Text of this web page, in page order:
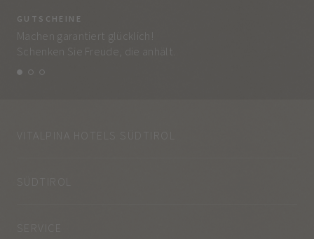
GUTSCHEINE
Machen garantiert glücklich!
Schenken Sie Freude, die anhält.
VITALPINA HOTELS SÜDTIROL
SÜDTIROL